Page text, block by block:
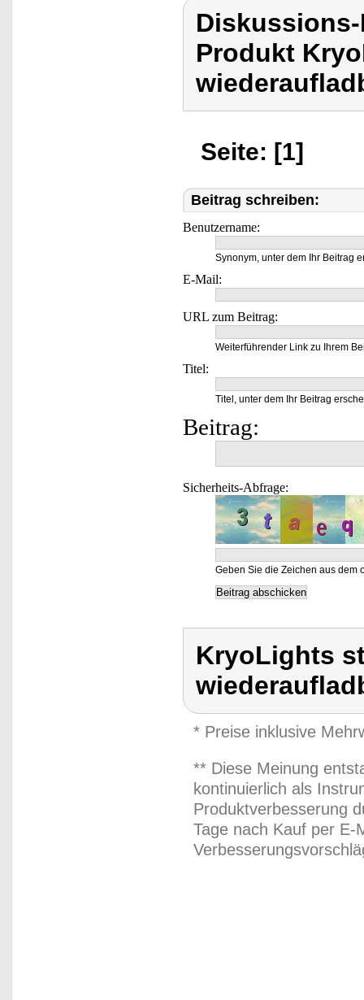
Produkt
Seite: [1]
Beitrag schreiben:
Benutzername:
Synonym, unter dem Ihr Beitrag
E-Mail:
URL zum Beitrag:
Weiterführender Link zu Ihrem
Titel:
Titel, unter dem Ihr Beitrag
Beitrag:
Sicherheits-Abfrage:
Geben Sie die Zeichen aus dem
KryoLights
* Preise inklusive
** Diese Meinung
kontinuierlich als
Produktverbesserung
Tage nach Kauf per E-